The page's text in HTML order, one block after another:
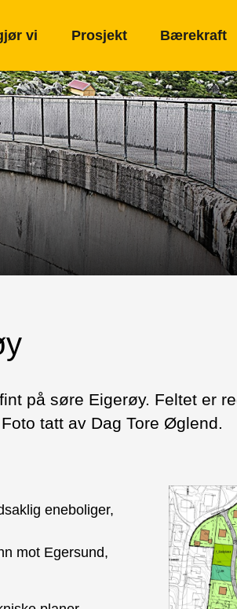
vi Prosjekt Bærekraft
på søre Eigerøy. Feltet er
tatt av Dag Tore Øglend.
eneboliger,
mot Egersund,